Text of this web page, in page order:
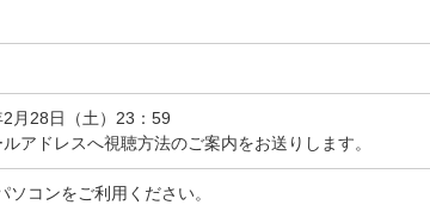
月28日（土）23：59
アドレスへ視聴方法のご案内をお送りします。
コンをご利用ください。